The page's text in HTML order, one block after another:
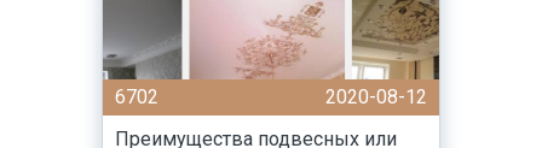
6702
2020-08-12
Преимущества подвесных или